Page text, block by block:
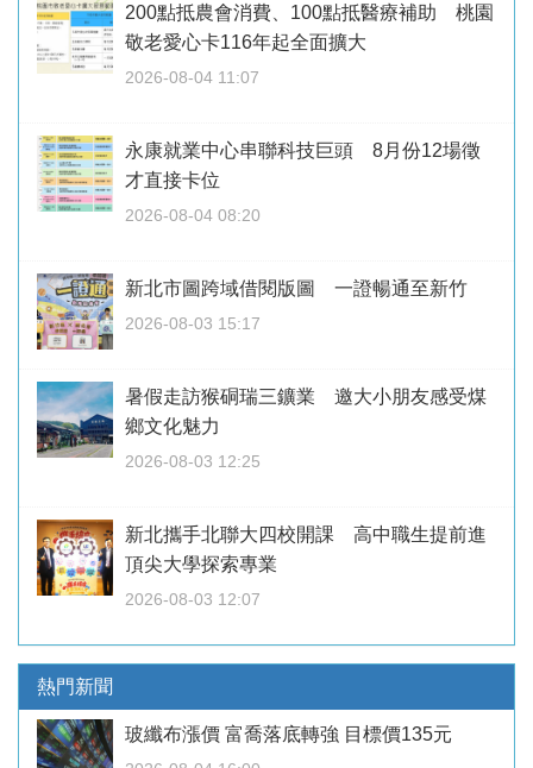
200點抵農會消費、100點抵醫療補助 桃園
敬老愛心卡116年起全面擴大
2026-08-04 11:07
永康就業中心串聯科技巨頭 8月份12場徵
才直接卡位
2026-08-04 08:20
新北市圖跨域借閱版圖 一證暢通至新竹
2026-08-03 15:17
暑假走訪猴硐瑞三鑛業 邀大小朋友感受煤
鄉文化魅力
2026-08-03 12:25
新北攜手北聯大四校開課 高中職生提前進
頂尖大學探索專業
2026-08-03 12:07
熱門新聞
玻纖布漲價 富喬落底轉強 目標價135元